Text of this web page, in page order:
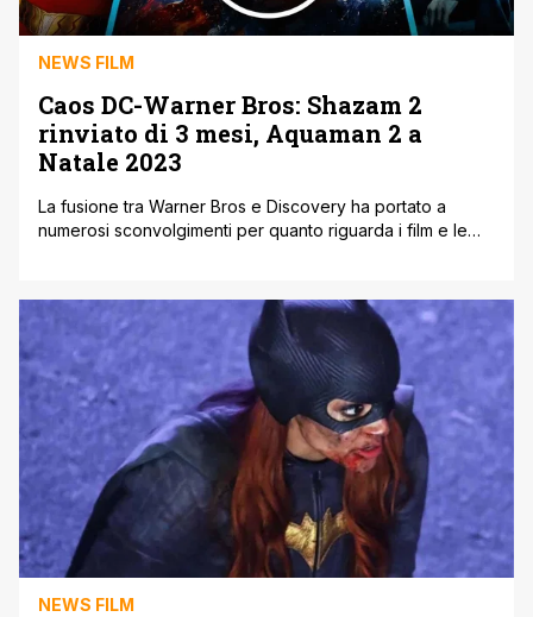
NEWS FILM
Caos DC-Warner Bros: Shazam 2
rinviato di 3 mesi, Aquaman 2 a
Natale 2023
La fusione tra Warner Bros e Discovery ha portato a
numerosi sconvolgimenti per quanto riguarda i film e le
the Lost Kingdom, così come riporta Deadline. Il primo
segnale è stato la cancellazione del film dedicato [']
NEWS FILM